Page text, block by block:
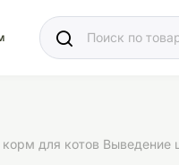
для котов Выведение